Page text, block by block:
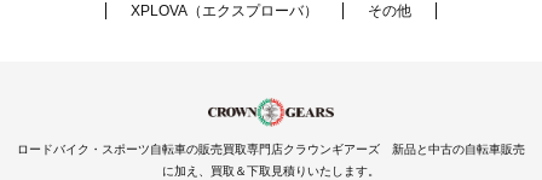
XPLOVA（エクスプローバ）
その他
ロードバイク・スポーツ自転車の販売買取専門店クラウンギアーズ 新品と中古の自転車販売
に加え、買取＆下取見積りいたします。